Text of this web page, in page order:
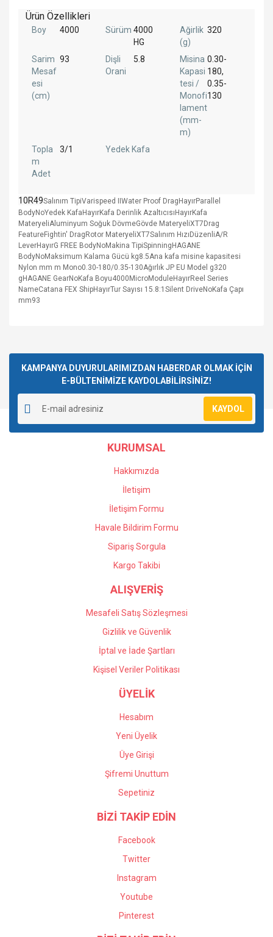
Ürün Özellikleri
Boy 4000 Sürüm 4000
HG
Ağirlik
(g)
320
Sarim
Mesaf
esi
(cm)
93
Dişli
Orani
5.8
Misina
Kapasi
tesi /
Monofi
lament
(mm-
m)
0.30-
180,
0.35-
130
Topla
m
Adet
3/1 Yedek Kafa
10R49Salınım TipiVarispeed IIWater Proof DragHayırParallel
BodyNoYedek KafaHayırKafa Derinlik AzaltıcısıHayırKafa
MateryeliAluminyum Soğuk DövmeGövde MateryeliXT7Drag
FeatureFightin' DragRotor MateryeliXT7Salınım HızıDüzenliA/R
LeverHayırG FREE BodyNoMakina TipiSpinningHAGANE
BodyNoMaksimum Kalama Gücü kg8.5Ana kafa misine kapasitesi
Nylon mm m Mono0.30-180/0.35-130Ağırlık JP EU Model g320
gHAGANE GearNoKafa Boyu4000MicroModuleHayırReel Series
NameCatana FEX ShipHayırTur Sayısı 15.8:1Silent DriveNoKafa Çapı
mm93
Yorum Yaz
kullanarak tarafımıza iletebilirsiniz.
Görüş ve önerileriniz için teşekkür ederiz.
Ürün resmi kalitesiz, bozuk veya görüntülenemiyor.
Ürün açıklamasında eksik bilgiler bulunuyor.
Ürün bilgilerinde hatalar bulunuyor.
Ürün fiyatı diğer sitelerden daha pahalı.
Gönder
KAMPANYA DUYURULARIMIZDAN HABERDAR OLMAK İÇİN
E-BÜLTENİMİZE KAYDOLABİLİRSİNİZ!
KAYDOL
KURUMSAL
Hakkımızda
İletişim
İletişim Formu
Havale Bildirim Formu
Sipariş Sorgula
Kargo Takibi
ALIŞVERİŞ
Mesafeli Satış Sözleşmesi
Gizlilik ve Güvenlik
İptal ve İade Şartları
Kişisel Veriler Politikası
ÜYELİK
Hesabım
Yeni Üyelik
Üye Girişi
Şifremi Unuttum
Sepetiniz
BİZİ TAKİP EDİN
Facebook
Twitter
Instagram
Youtube
Pinterest